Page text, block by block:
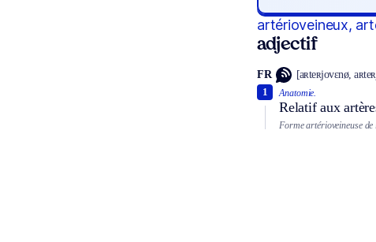
artérioveineux,
adjectif
FR [aʀteʀjovɛnø,
Anatomie.
Relatif aux
1
Forme artérioveineuse de